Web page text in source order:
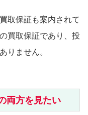
取保証も案内されて
買取保証であり、投
りません。
両方を見たい